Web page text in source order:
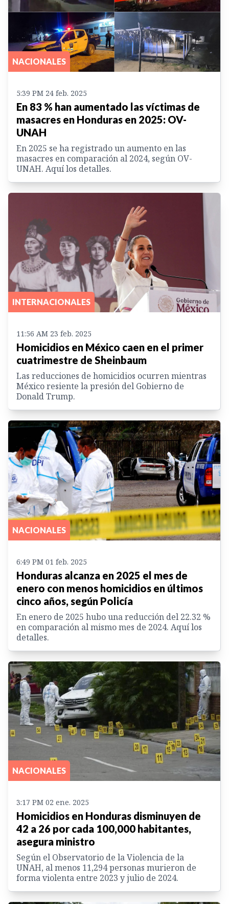
NACIONALES
5:39 PM 24 feb. 2025
En 83 % han aumentado las víctimas de
masacres en Honduras en 2025: OV-
UNAH
En 2025 se ha registrado un aumento en las
masacres en comparación al 2024, según OV-
UNAH. Aquí los detalles.
INTERNACIONALES
11:56 AM 23 feb. 2025
Homicidios en México caen en el primer
cuatrimestre de Sheinbaum
Las reducciones de homicidios ocurren mientras
México resiente la presión del Gobierno de
Donald Trump.
NACIONALES
6:49 PM 01 feb. 2025
Honduras alcanza en 2025 el mes de
enero con menos homicidios en últimos
cinco años, según Policía
En enero de 2025 hubo una reducción del 22.32 %
en comparación al mismo mes de 2024. Aquí los
detalles.
NACIONALES
3:17 PM 02 ene. 2025
Homicidios en Honduras disminuyen de
42 a 26 por cada 100,000 habitantes,
asegura ministro
Según el Observatorio de la Violencia de la
UNAH, al menos 11,294 personas murieron de
forma violenta entre 2023 y julio de 2024.